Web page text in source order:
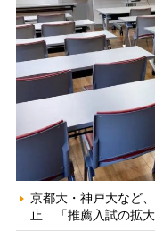
京都大・神戸大など
止 「推薦入試の拡